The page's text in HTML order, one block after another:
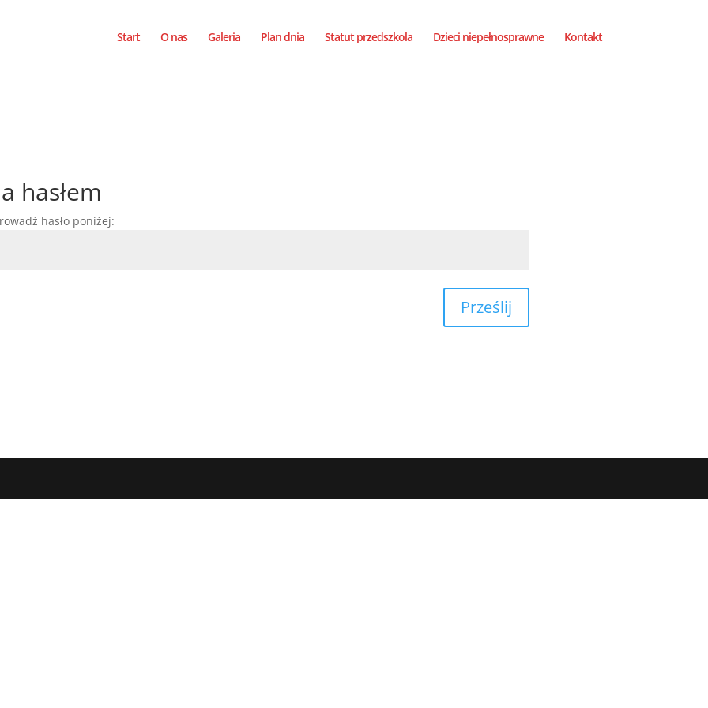
Start O nas Galeria Plan dnia Statut przedszkola Dzieci niepełnosprawne Kontakt
hasłem
hasło poniżej:
Prześlij